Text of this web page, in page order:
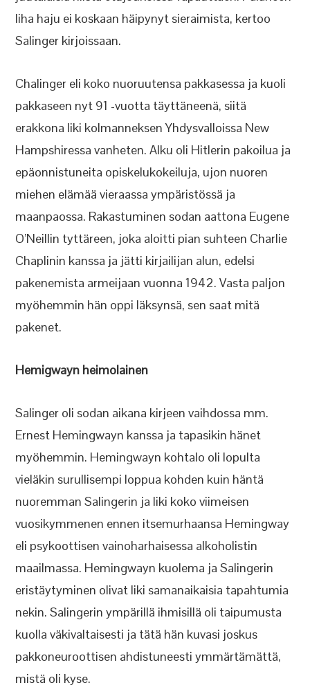
liha haju ei koskaan häipynyt sieraimista, kertoo
Salinger kirjoissaan.
Chalinger eli koko nuoruutensa pakkasessa ja kuoli
pakkaseen nyt 91 -vuotta täyttäneenä, siitä
erakkona liki kolmanneksen Yhdysvalloissa New
Hampshiressa vanheten. Alku oli Hitlerin pakoilua ja
epäonnistuneita opiskelukokeiluja, ujon nuoren
miehen elämää vieraassa ympäristössä ja
maanpaossa. Rakastuminen sodan aattona Eugene
O’Neillin tyttäreen, joka aloitti pian suhteen Charlie
Chaplinin kanssa ja jätti kirjailijan alun, edelsi
pakenemista armeijaan vuonna 1942. Vasta paljon
myöhemmin hän oppi läksynsä, sen saat mitä
pakenet.
Hemigwayn heimolainen
Salinger oli sodan aikana kirjeen vaihdossa mm.
Ernest Hemingwayn kanssa ja tapasikin hänet
myöhemmin. Hemingwayn kohtalo oli lopulta
vieläkin surullisempi loppua kohden kuin häntä
nuoremman Salingerin ja liki koko viimeisen
vuosikymmenen ennen itsemurhaansa Hemingway
eli psykoottisen vainoharhaisessa alkoholistin
maailmassa. Hemingwayn kuolema ja Salingerin
eristäytyminen olivat liki samanaikaisia tapahtumia
nekin. Salingerin ympärillä ihmisillä oli taipumusta
kuolla väkivaltaisesti ja tätä hän kuvasi joskus
pakkoneuroottisen ahdistuneesti ymmärtämättä,
mistä oli kyse.